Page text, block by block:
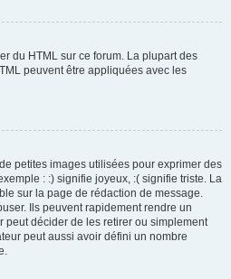
du HTML sur ce forum. La plupart des
peuvent être appliquées avec les
petites images utilisées pour exprimer des
: :) signifie joyeux, :( signifie triste. La
sur la page de rédaction de message.
Ils peuvent rapidement rendre un
peut décider de les retirer ou simplement
peut aussi avoir défini un nombre